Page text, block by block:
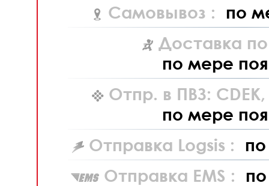
Самовывоз : по
Доставка
по мере
Отпр. в ПВЗ: CDEK,
по мере
Отправка Logsis :
Отправка EMS :